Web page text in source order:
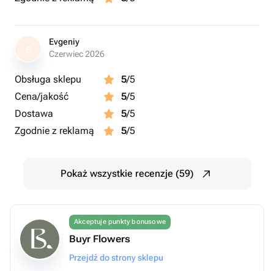
E
Evgeniy
Czerwiec 2026
Obsługa sklepu 5/5
Cena/jakość
5/5
Dostawa
5/5
Zgodnie z reklamą
5/5
Pokaż wszystkie recenzje (59)
Akceptuje punkty bonusowe
Buyr Flowers
Przejdź do strony sklepu